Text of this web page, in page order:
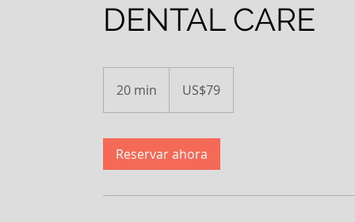
DENTAL CARE
20 min
0
i
estadounidenses
US$79
Reservar ahora